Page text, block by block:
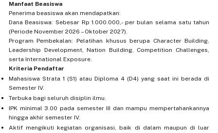
Manfaat Beasiswa
Penerima beasiswa akan mendapatkan:
Dana Beasiswa: Sebesar Rp 1.000.000,- per bulan selama satu tahun
(Periode November 2026 – Oktober 2027).
Program Pembekalan: Pelatihan khusus berupa Character Building,
Leadership Development, Nation Building, Competition Challenges,
serta International Exposure.
Kriteria Pendaftar
Mahasiswa Strata 1 (S1) atau Diploma 4 (D4) yang saat ini berada di
Semester IV.
Terbuka bagi seluruh disiplin ilmu.
IPK minimal 3.00 pada semester III dan mampu mempertahankannya
hingga akhir semester IV.
Aktif mengikuti kegiatan organisasi, baik di dalam maupun di luar